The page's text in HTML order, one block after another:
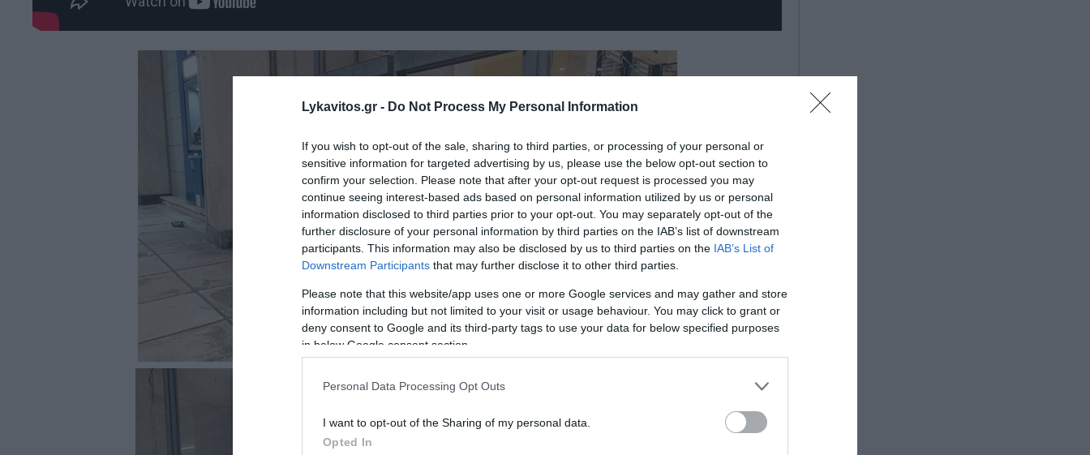
Lykavitos.gr - Do Not Process My Personal Information
If you wish to opt-out of the sale, sharing to third parties, or processing of your personal or
sensitive information for targeted advertising by us, please use the below opt-out section to
confirm your selection. Please note that after your opt-out request is processed you may
continue seeing interest-based ads based on personal information utilized by us or personal
information disclosed to third parties prior to your opt-out. You may separately opt-out of the
further disclosure of your personal information by third parties on the IAB’s list of downstream
participants. This information may also be disclosed by us to third parties on the IAB’s List of
Downstream Participants that may further disclose it to other third parties.
Please note that this website/app uses one or more Google services and may gather and store
information including but not limited to your visit or usage behaviour. You may click to grant or
deny consent to Google and its third-party tags to use your data for below specified purposes
in below Google consent section.
Personal Data Processing Opt Outs
I want to opt-out of the Sharing of my personal data.
Opted In